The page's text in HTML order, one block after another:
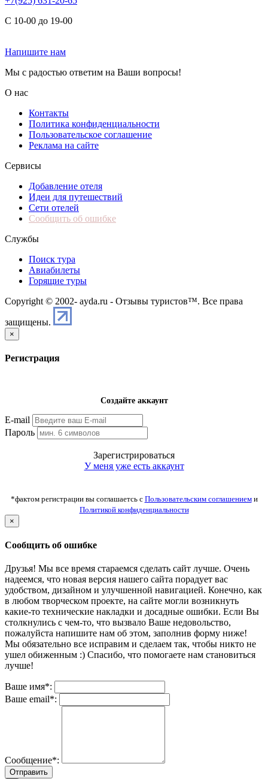
С 10-00 до 19-00
Напишите нам
Мы с радостью ответим на Ваши вопросы!
О нас
Контакты
Политика конфиденциальности
Пользовательское соглашение
Реклама на сайте
Сервисы
Добавление отеля
Идеи для путешествий
Сети отелей
Сообщить об ошибке
Службы
Поиск тура
Авиабилеты
Горящие туры
Copyright © 2002- ayda.ru - Отзывы туристов™. Все права
защищены.
×
Регистрация
Создайте аккаунт
E-mail
Пароль
Зарегистрироваться
У меня уже есть аккаунт
*фактом регистрации вы соглашаетсь с Пользовательским соглашениеми
Политикой конфиденциальности
×
Сообщить об ошибке
Друзья! Мы все время стараемся сделать сайт лучше. Очень
надеемся, что новая версия нашего сайта порадует вас
удобством, дизайном и улучшенной навигацией. Конечно, как
в любом творческом проекте, на сайте могли возникнуть
какие-то технические накладки и досадные ошибки. Если Вы
столкнулись с чем-то, что вызвало Ваше недовольство,
пожалуйста напишите нам об этом, заполнив форму ниже!
Мы обязательно все исправим и сделаем так, чтобы никто не
ушел обиженным :) Спасибо, что помогаете нам становиться
лучше!
Ваше имя*:
Ваше email*:
Сообщение*:
Отправить